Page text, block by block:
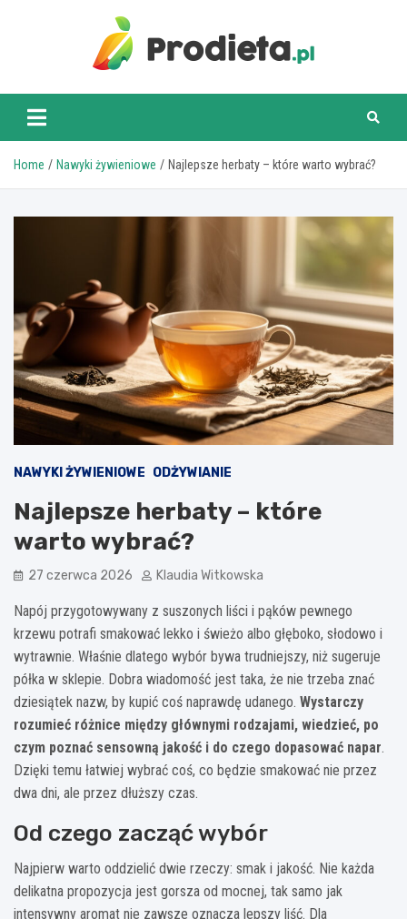
prodieta.pl
Home Nawyki żywieniowe Najlepsze herbaty – które warto wybrać?
NAWYKI ŻYWIENIOWE ODŻYWIANIE
Najlepsze herbaty – które
warto wybrać?
27 czerwca 2026 Klaudia Witkowska
Napój przygotowywany z suszonych liści i pąków pewnego
krzewu potrafi smakować lekko i świeżo albo głęboko, słodowo i
wytrawnie. Właśnie dlatego wybór bywa trudniejszy, niż sugeruje
półka w sklepie. Dobra wiadomość jest taka, że nie trzeba znać
dziesiątek nazw, by kupić coś naprawdę udanego. Wystarczy
rozumieć różnice między głównymi rodzajami, wiedzieć, po
czym poznać sensowną jakość i do czego dopasować napar.
Dzięki temu łatwiej wybrać coś, co będzie smakować nie przez
dwa dni, ale przez dłuższy czas.
Od czego zacząć wybór
Najpierw warto oddzielić dwie rzeczy: smak i jakość. Nie każda
delikatna propozycja jest gorsza od mocnej, tak samo jak
intensywny aromat nie zawsze oznacza lepszy liść. Dla